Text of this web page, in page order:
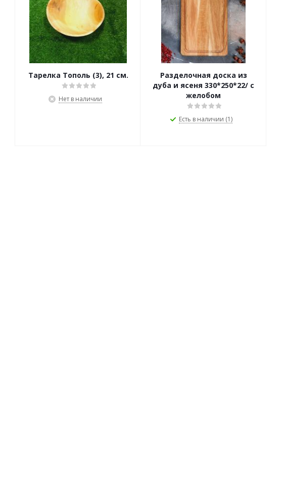
Тарелка Тополь (3), 21 см.
Нет в наличии
Разделочная доска из
дуба и ясеня 330*250*22/ с
желобом
Есть в наличии (1)